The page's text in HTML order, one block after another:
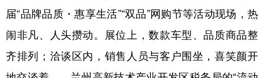
届“品牌品质・惠享生活”“双品”网购节等活动现场，热
闹非凡、人头攒动。展位上，数款车型、品质商品整
齐排列；洽谈区内，销售人员与客户围坐，喜笑颜开